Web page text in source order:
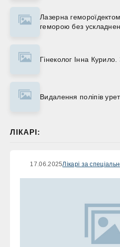
Лазерна
геморою без
Гінеколог Інна
Видалення поліпів
ЛІКАРІ:
17.06.2025Лікарі за